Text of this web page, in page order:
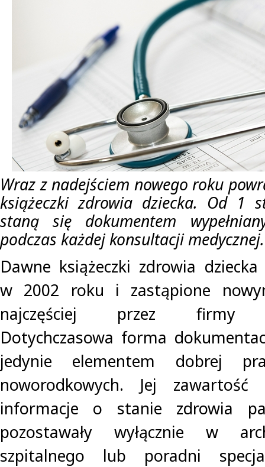
Wraz z nadejściem nowego roku
książeczki zdrowia dziecka. Od 1
staną się dokumentem
podczas każdej konsultacji medycznej.
Dawne książeczki zdrowia
w 2002 roku i zastąpione
najczęściej przez firmy
Dotychczasowa forma
jedynie elementem dobrej
noworodkowych. Jej
informacje o stanie zdrowia
pozostawały wyłącznie w
szpitalnego lub poradni